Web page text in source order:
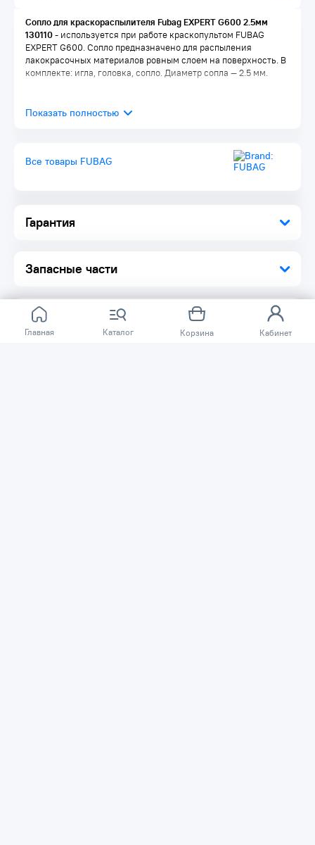
Главная Каталог Корзина Кабинет
Гарантия
Запасные части
Сопло для краскораспылителя Fubag EXPERT G600 2.5мм
130110- используется при работе краскопультом FUBAG
EXPERT G600. Сопло предназначено для распыления
лакокрасочных материалов ровным слоем на поверхность. В
комплекте: игла, головка, сопло. Диаметр сопла — 2.5 мм.
Все товары FUBAG